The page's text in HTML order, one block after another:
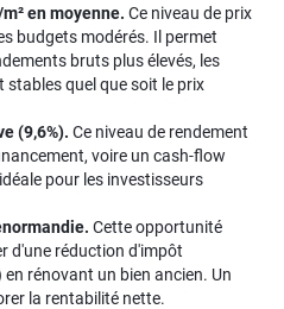
en moyenne. Ce niveau de prix
budgets modérés. Il permet
bruts plus élevés, les
stables quel que soit le prix
(9,6%). Ce niveau de rendement
voire un cash-flow
pour les investisseurs
Cette opportunité
d'une réduction d'impôt
rénovant un bien ancien. Un
la rentabilité nette.